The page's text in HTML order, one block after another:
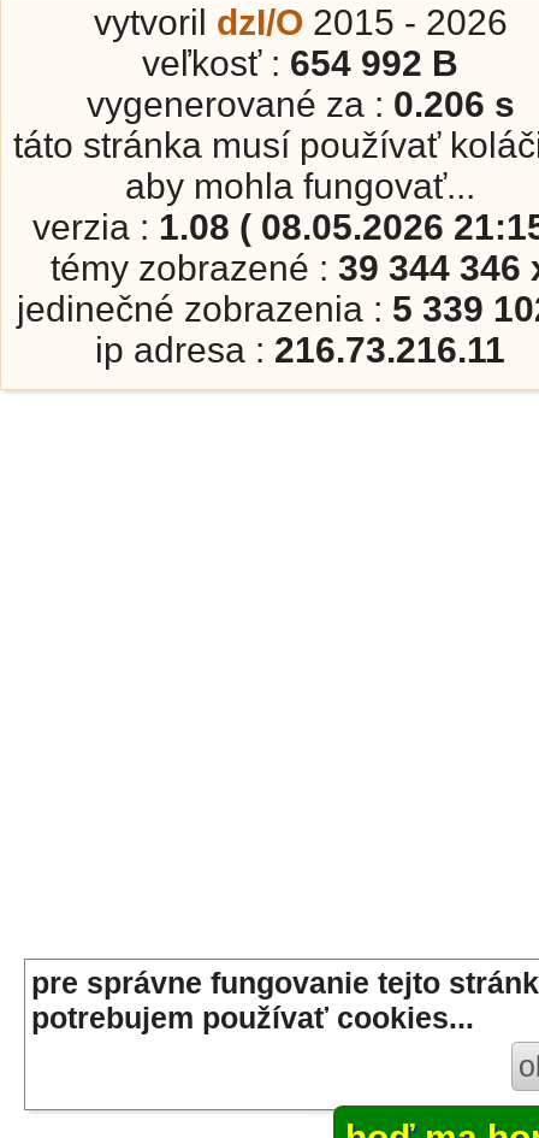
pre správne fungovanie tejto
potrebujem používať cookies...
vytvoril dzI/O 2015 - 2026
veľkosť : 654 992 B
vygenerované za : 0.206 s
táto stránka musí používať
aby mohla fungovať...
verzia : 1.08 ( 08.05.2026
témy zobrazené : 39 344 346
jedinečné zobrazenia : 5 339
ip adresa : 216.73.216.11